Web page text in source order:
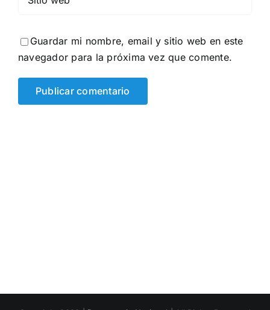
Guardar mi nombre, email y sitio web en este
navegador para la próxima vez que comente.